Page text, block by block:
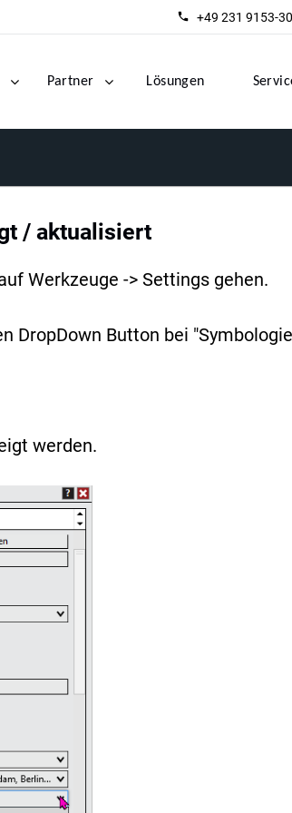
+49 231 9153-
Partner Lösungen
/ aktualisiert
Werkzeuge -> Settings gehen.
DropDown Button bei
werden.